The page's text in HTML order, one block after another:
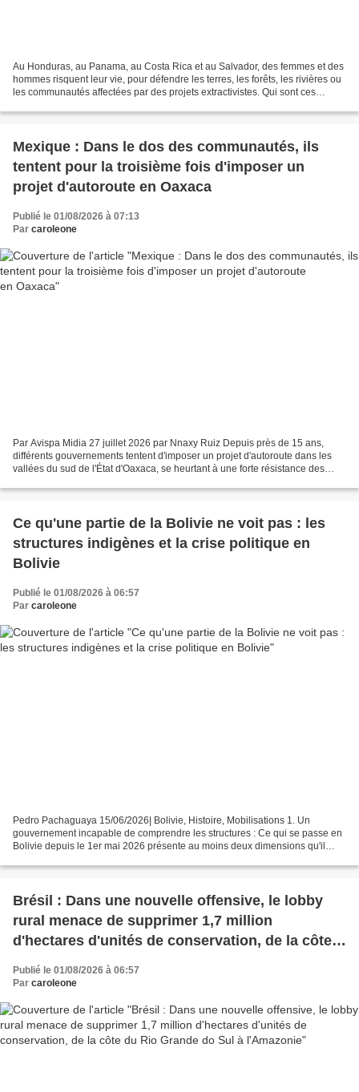
Au Honduras, au Panama, au Costa Rica et au Salvador, des femmes et des
hommes risquent leur vie, pour défendre les terres, les forêts, les rivières ou
les communautés affectées par des projets extractivistes. Qui sont ces
Mexique : Dans le dos des communautés, ils
tentent pour la troisième fois d'imposer un
projet d'autoroute en Oaxaca
Publié le 01/08/2026 à 07:13
Par caroleone
Par Avispa Midia 27 juillet 2026 par Nnaxy Ruiz Depuis près de 15 ans,
différents gouvernements tentent d'imposer un projet d'autoroute dans les
vallées du sud de l'État d'Oaxaca, se heurtant à une forte résistance des
Ce qu'une partie de la Bolivie ne voit pas : les
structures indigènes et la crise politique en
Bolivie
Publié le 01/08/2026 à 06:57
Par caroleone
Pedro Pachaguaya 15/06/2026| Bolivie, Histoire, Mobilisations 1. Un
gouvernement incapable de comprendre les structures : Ce qui se passe en
Bolivie depuis le 1er mai 2026 présente au moins deux dimensions qu'il
Brésil : Dans une nouvelle offensive, le lobby
rural menace de supprimer 1,7 million
d'hectares d'unités de conservation, de la côte
Publié le 01/08/2026 à 06:57
Par caroleone